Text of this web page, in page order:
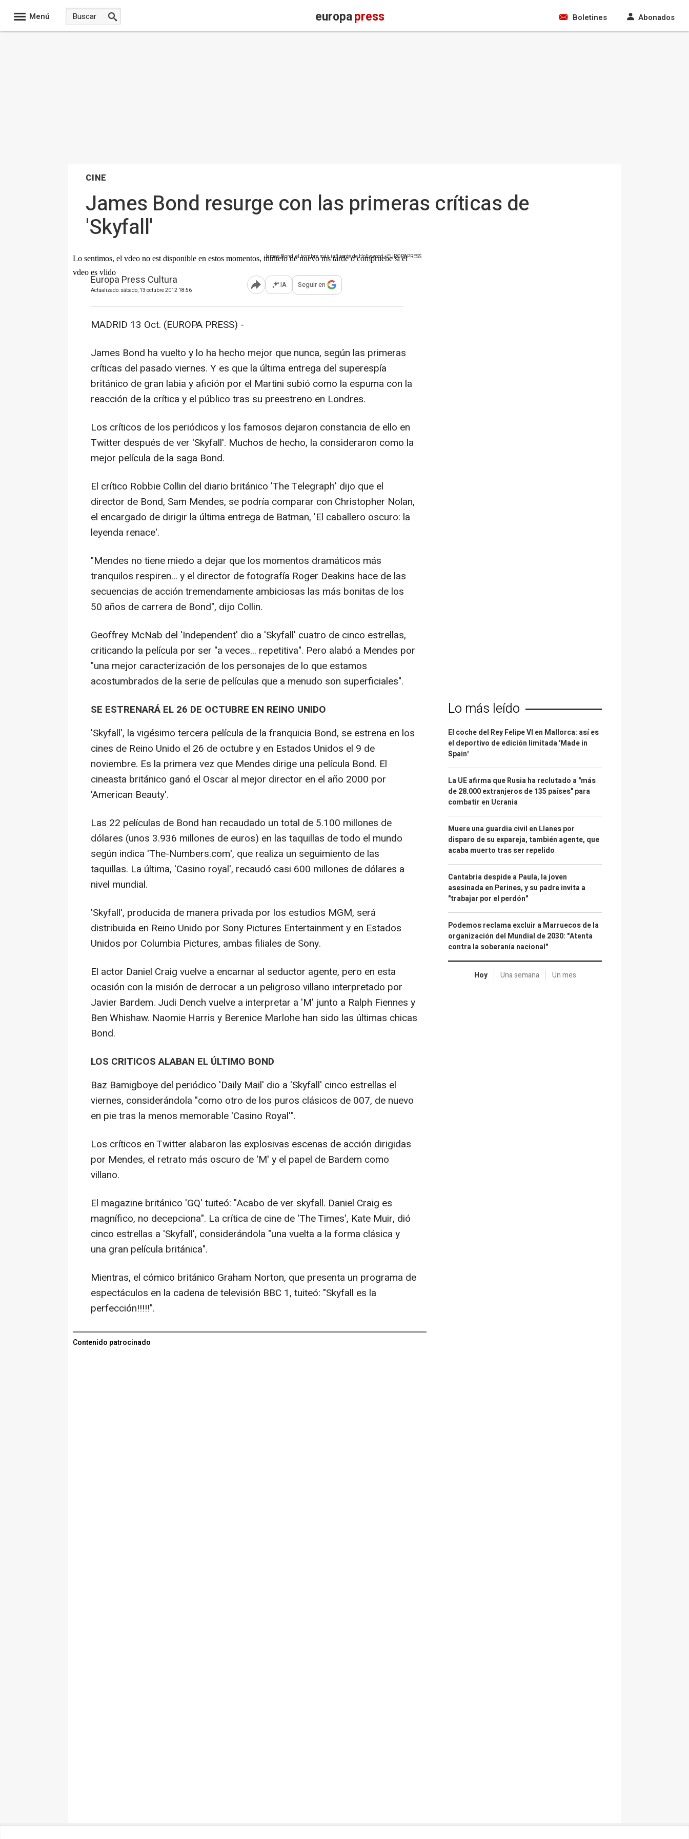
Menú europapress Boletines Abonados
CINE
James Bond resurge con las primeras críticas de
'Skyfall'
James Bond, el hombre más influente de Hollywood - EUROPAPRESS
Europa Press Cultura
Actualizado: sábado, 13 octubre 2012 18:56 Abrir opciones para compartir
IA Seguir en
MADRID 13 Oct. (EUROPA PRESS) -
James Bond ha vuelto y lo ha hecho mejor que nunca, según las primeras
críticas del pasado viernes. Y es que la última entrega del superespía
británico de gran labia y afición por el Martini subió como la espuma con la
reacción de la crítica y el público tras su preestreno en Londres.
Los críticos de los periódicos y los famosos dejaron constancia de ello en
Twitter después de ver 'Skyfall'. Muchos de hecho, la consideraron como la
mejor película de la saga Bond.
El crítico Robbie Collin del diario británico 'The Telegraph' dijo que el
director de Bond, Sam Mendes, se podría comparar con Christopher Nolan,
el encargado de dirigir la última entrega de Batman, 'El caballero oscuro: la
leyenda renace'.
"Mendes no tiene miedo a dejar que los momentos dramáticos más
tranquilos respiren... y el director de fotografía Roger Deakins hace de las
secuencias de acción tremendamente ambiciosas las más bonitas de los
50 años de carrera de Bond", dijo Collin.
Geoffrey McNab del 'Independent' dio a 'Skyfall' cuatro de cinco estrellas,
criticando la película por ser "a veces... repetitiva". Pero alabó a Mendes por
"una mejor caracterización de los personajes de lo que estamos
acostumbrados de la serie de películas que a menudo son superficiales".
SE ESTRENARÁ EL 26 DE OCTUBRE EN REINO UNIDO
'Skyfall', la vigésimo tercera película de la franquicia Bond, se estrena en los
cines de Reino Unido el 26 de octubre y en Estados Unidos el 9 de
noviembre. Es la primera vez que Mendes dirige una película Bond. El
cineasta británico ganó el Oscar al mejor director en el año 2000 por
'American Beauty'.
Las 22 películas de Bond han recaudado un total de 5.100 millones de
dólares (unos 3.936 millones de euros) en las taquillas de todo el mundo
según indica 'The-Numbers.com', que realiza un seguimiento de las
taquillas. La última, 'Casino royal', recaudó casi 600 millones de dólares a
nivel mundial.
'Skyfall', producida de manera privada por los estudios MGM, será
distribuida en Reino Unido por Sony Pictures Entertainment y en Estados
Unidos por Columbia Pictures, ambas filiales de Sony.
El actor Daniel Craig vuelve a encarnar al seductor agente, pero en esta
ocasión con la misión de derrocar a un peligroso villano interpretado por
Javier Bardem. Judi Dench vuelve a interpretar a 'M' junto a Ralph Fiennes y
Ben Whishaw. Naomie Harris y Berenice Marlohe han sido las últimas chicas
Bond.
LOS CRITICOS ALABAN EL ÚLTIMO BOND
Baz Bamigboye del periódico 'Daily Mail' dio a 'Skyfall' cinco estrellas el
viernes, considerándola "como otro de los puros clásicos de 007, de nuevo
en pie tras la menos memorable 'Casino Royal'".
Los críticos en Twitter alabaron las explosivas escenas de acción dirigidas
por Mendes, el retrato más oscuro de 'M' y el papel de Bardem como
villano.
El magazine británico 'GQ' tuiteó: "Acabo de ver skyfall. Daniel Craig es
magnífico, no decepciona". La crítica de cine de 'The Times', Kate Muir, dió
cinco estrellas a 'Skyfall', considerándola "una vuelta a la forma clásica y
una gran película británica".
Mientras, el cómico británico Graham Norton, que presenta un programa de
espectáculos en la cadena de televisión BBC 1, tuiteó: "Skyfall es la
perfección!!!!!".
Contenido patrocinado
Lo más leído
El coche del Rey Felipe VI en Mallorca: así es
el deportivo de edición limitada 'Made in
Spain'
La UE afirma que Rusia ha reclutado a "más
de 28.000 extranjeros de 135 países" para
combatir en Ucrania
Muere una guardia civil en Llanes por
disparo de su expareja, también agente, que
acaba muerto tras ser repelido
Cantabria despide a Paula, la joven
asesinada en Perines, y su padre invita a
"trabajar por el perdón"
Podemos reclama excluir a Marruecos de la
organización del Mundial de 2030: "Atenta
contra la soberanía nacional"
Hoy Una semana Un mes